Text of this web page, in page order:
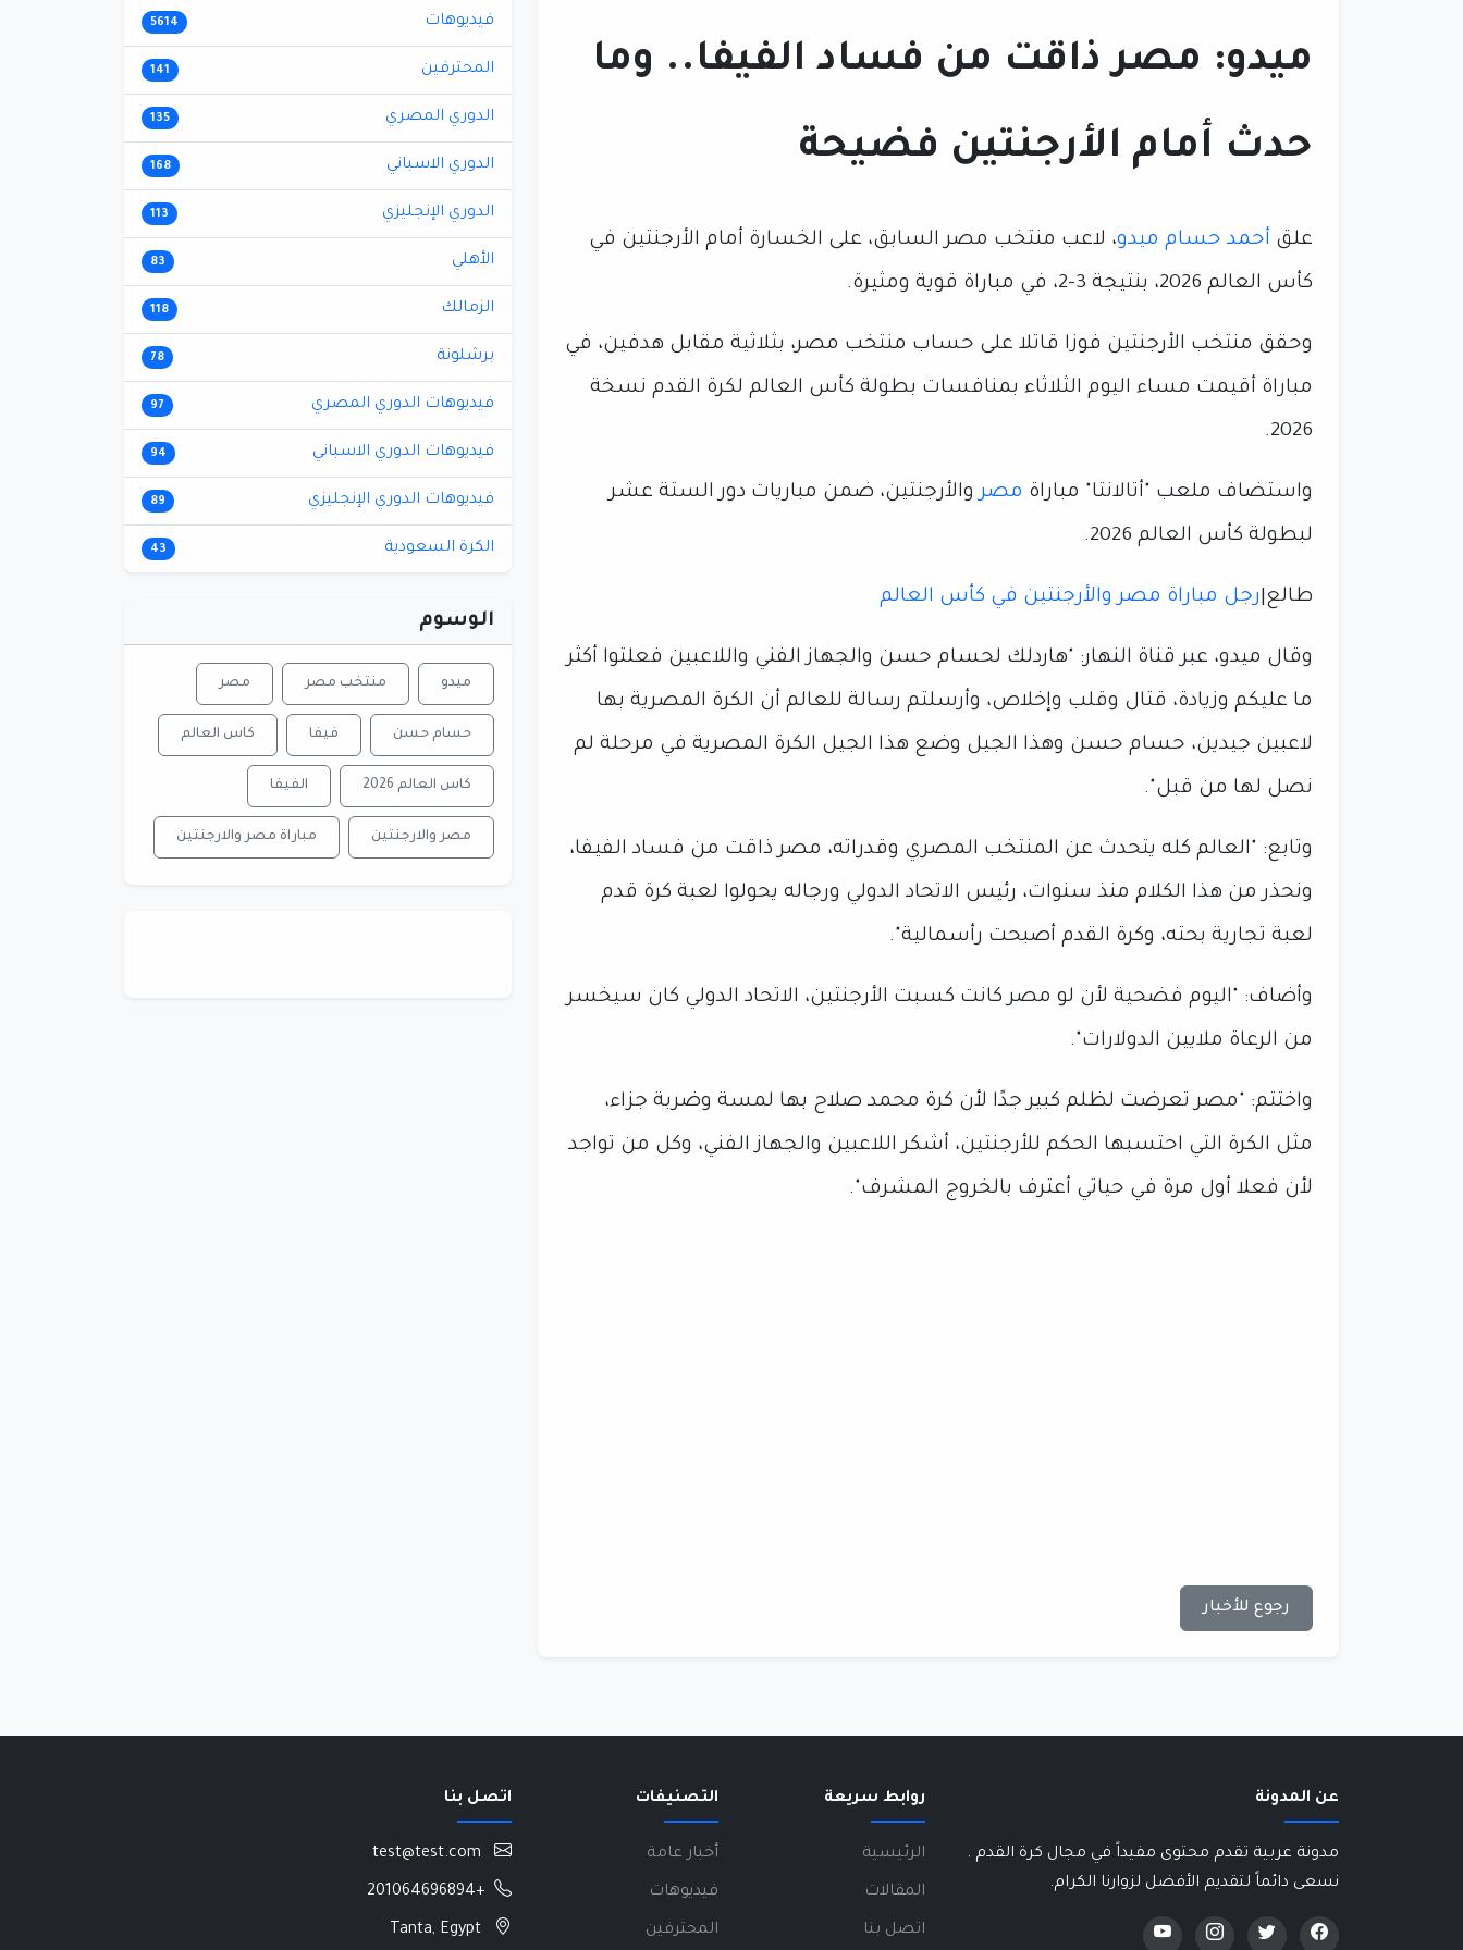
ميدو: مصر ذاقت من فساد الفيفا.. وما
حدث أمام الأرجنتين فضيحة
علق أحمد حسام ميدو، لاعب منتخب مصر السابق، على الخسارة أمام الأرجنتين في
كأس العالم 2026، بنتيجة 3-2، في مباراة قوية ومثيرة.
وحقق منتخب الأرجنتين فوزا قاتلا على حساب منتخب مصر، بثلاثية مقابل هدفين، في
مباراة أقيمت مساء اليوم الثلاثاء بمنافسات بطولة كأس العالم لكرة القدم نسخة
2026.
واستضاف ملعب "أتالانتا" مباراة مصر والأرجنتين، ضمن مباريات دور الستة عشر
لبطولة كأس العالم 2026.
طالع| رجل مباراة مصر والأرجنتين في كأس العالم
وقال ميدو، عبر قناة النهار: "هاردلك لحسام حسن والجهاز الفني واللاعبين فعلتوا أكثر
ما عليكم وزيادة، قتال وقلب وإخلاص، وأرسلتم رسالة للعالم أن الكرة المصرية بها
لاعبين جيدين، حسام حسن وهذا الجيل وضع هذا الجيل الكرة المصرية في مرحلة لم
نصل لها من قبل".
وتابع: "العالم كله يتحدث عن المنتخب المصري وقدراته، مصر ذاقت من فساد الفيفا،
ونحذر من هذا الكلام منذ سنوات، رئيس الاتحاد الدولي ورجاله يحولوا لعبة كرة قدم
لعبة تجارية بحته، وكرة القدم أصبحت رأسمالية".
وأضاف: "اليوم فضحية لأن لو مصر كانت كسبت الأرجنتين، الاتحاد الدولي كان سيخسر
من الرعاة ملايين الدولارات".
واختتم: "مصر تعرضت لظلم كبير جدًا لأن كرة محمد صلاح بها لمسة وضربة جزاء،
مثل الكرة التي احتسبها الحكم للأرجنتين، أشكر اللاعبين والجهاز الفني، وكل من تواجد
لأن فعلا أول مرة في حياتي أعترف بالخروج المشرف".
رجوع للأخبار
فيديوهات 5614
المحترفين 141
الدوري المصري 135
الدوري الاسباني 168
الدوري الإنجليزي 113
الأهلي 83
الزمالك 118
برشلونة 78
فيديوهات الدوري المصري 97
فيديوهات الدوري الاسباني 94
فيديوهات الدوري الإنجليزي 89
الكرة السعودية 43
الوسوم
ميدو منتخب مصر مصر
حسام حسن فيفا كاس العالم
كاس العالم 2026 الفيفا
مصر والارجنتين مباراة مصر والارجنتين
عن المدونة
مدونة عربية تقدم محتوى مفيداً في مجال كرة القدم .
نسعى دائماً لتقديم الأفضل لزوارنا الكرام.
روابط سريعة
الرئيسية
المقالات
اتصل بنا
التصنيفات
أخبار عامة
فيديوهات
المحترفين
اتصل بنا
+201064696894